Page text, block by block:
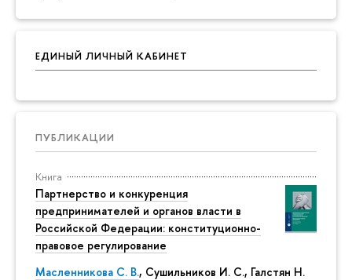
ЕДИНЫЙ ЛИЧНЫЙ КАБИНЕТ
ПУБЛИКАЦИИ
Книга
Партнерство и конкуренция
предпринимателей и органов власти в
Российской Федерации: конституционно-
правовое регулирование
Масленникова С. В., Сушильников И. С., Галстян Н.